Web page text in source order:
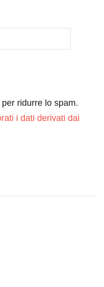
ridurre lo spam.
i dati derivati dai